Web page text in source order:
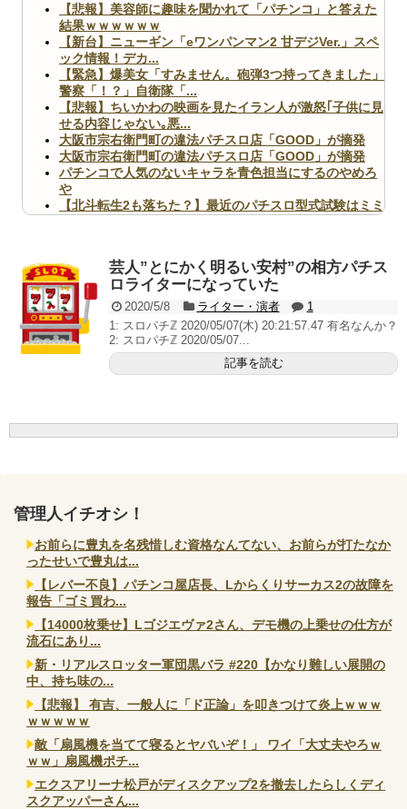
【悲報】美容師に趣味を聞かれて「パチンコ」と答えた
結果ｗｗｗｗｗｗ
【新台】ニューギン「eワンパンマン2 甘デジVer.」スペ
ック情報！デカ...
【緊急】爆美女「すみません。砲弾3つ持ってきました」
警察「！？」自衛隊「...
【悲報】ちいかわの映画を見たイラン人が激怒｢子供に見
せる内容じゃない｡悪...
大阪市宗右衛門町の違法パチスロ店「GOOD」が摘発
大阪市宗右衛門町の違法パチスロ店「GOOD」が摘発
パチンコで人気のないキャラを青色担当にするのやめろ
や
【北斗転生2も落ちた？】最近のパチスロ型式試験はミミ
AngelBeats!とかいうクソアニメの思い出ｗｗｗ
Powered by livedoor 相互RSS
芸人”とにかく明るい安村”の相方パチス
ロライターになっていた
2020/5/8 ライター・演者
1
1: スロパチℤ 2020/05/07(木) 20:21:57.47 有名なんか？
2: スロパチℤ 2020/05/07...
記事を読む
管理人イチオシ！
お前らに豊丸を名残惜しむ資格なんてない、お前らが打たなか
ったせいで豊丸は...
【レバー不良】パチンコ屋店長、Lからくりサーカス2の故障を
報告「ゴミ買わ...
【14000枚乗せ】Lゴジエヴァ2さん、デモ機の上乗せの仕方が
流石にあり...
新・リアルスロッター軍団黒バラ #220【かなり難しい展開の
中、持ち味の...
【悲報】 有吉、一般人に「ド正論」を叩きつけて炎上ｗｗｗ
ｗｗｗｗｗ
敵「扇風機を当てて寝るとヤバいぞ！」 ワイ「大丈夫やろｗ
ｗｗ」扇風機ポチ...
エクスアリーナ松戸がディスクアップ2を撤去したらしくディ
スクアッパーさん...